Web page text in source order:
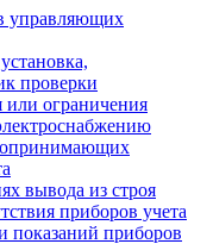
управляющих
проверки
или ограничения
вывода из строя
приборов учета
показаний приборов